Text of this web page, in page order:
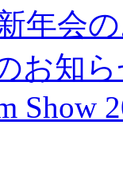
年会
お知
Show